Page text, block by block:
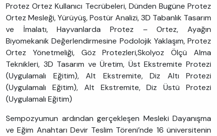
Protez Ortez Kullanıcı Tecrübeleri, Dünden Bugüne Protez
Ortez Mesleği, Yürüyüş, Postür Analizi, 3D Tabanlık Tasarım
ve İmalatı, Hayvanlarda Protez – Ortez, Ayağın
Biyomekanik Değerlendirmesine Podolojik Yaklaşım, Protez
Ortez Yönetmeliği, Göz Protezleri,Skolyoz Ölçü Alma
Teknikleri, 3D Tasarım ve Üretim, Üst Ekstremite Protezi
(Uygulamalı Eğitim), Alt Ekstremite, Diz Altı Protezi
(Uygulamalı Eğitim), Alt Ekstremite, Diz Üstü Protezi
(Uygulamalı Eğitim)
Sempozyumun ardından gerçekleşen Mesleki Dayanışma
ve Eğim Anahtarı Devir Teslim Töreni’nde 16 üniversitenin